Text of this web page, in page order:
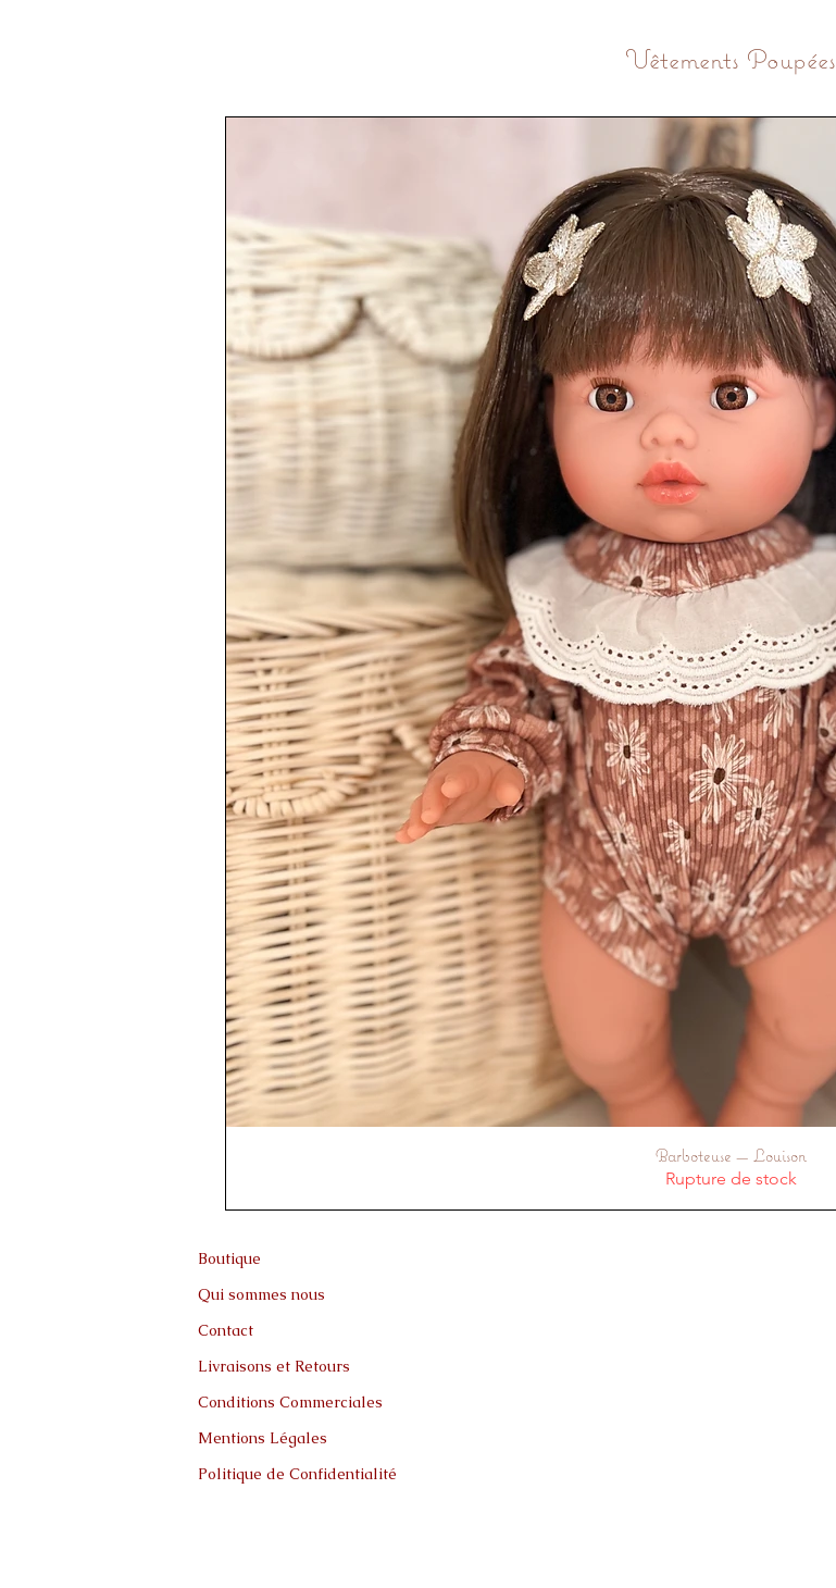
de l'accrocher de sorte à ce qu'il soit totalement HORS DE PORTEE d'un
* La lune mesure 17 cm de haut par 17 cm de large
* La création mesure 20 cm de large tenant compte de la canne à pêche
sur le coté, et environ 22 cm de haut depuis la perle du haut, jusqu'au bas
du prénom (mais la longueur peut varier en fonction de la longueur du
♥ POIDS :
Environ 60g
FABRIQUÉ EN FRANCE
Vêtements Poupées
Aperçu rapide
Barboteuse — Louison
Rupture de stock
Boutique
Qui sommes nous
Contact
Livraisons et Retours
Conditions Commerciales
Mentions Légales
Politique de Confidentialité